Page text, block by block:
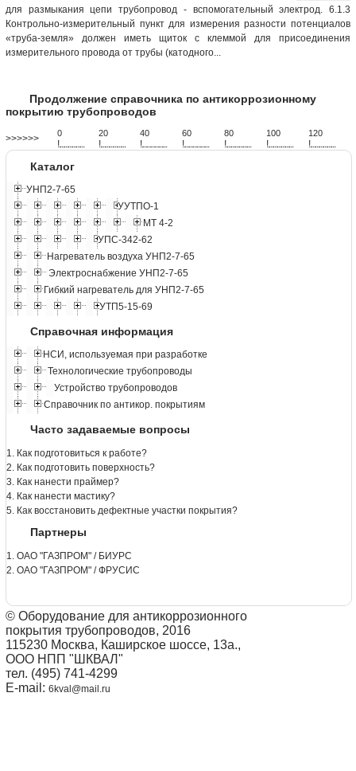
для размыкания цепи трубопровод - вспомогательный электрод. 6.1.3
Контрольно-измерительный пункт для измерения разности потенциалов
«труба-земля» должен иметь щиток с клеммой для присоединения
измерительного провода от трубы (катодного...
Продолжение справочника по антикоррозионному
покрытию трубопроводов
>>>>>> 0
!...................
20
!...................
40
!...................
60
!...................
80
!...................
100
!...................
120
!...................
Каталог
УНП2-7-65
УУТПО-1
МТ 4-2
УПС-342-62
Нагреватель воздуха УНП2-7-65
Электроснабжение УНП2-7-65
Гибкий нагреватель для УНП2-7-65
УТП5-15-69
Справочная информация
НСИ, используемая при разработке
Технологические трубопроводы
Устройство трубопроводов
Справочник по антикор. покрытиям
Часто задаваемые вопросы
1. Как подготовиться к работе?
2. Как подготовить поверхность?
3. Как нанести праймер?
4. Как нанести мастику?
5. Как восстановить дефектные участки покрытия?
Партнеры
1. ОАО "ГАЗПРОМ" / БИУРС
2. ОАО "ГАЗПРОМ" / ФРУСИС
© Оборудование для антикоррозионного
покрытия трубопроводов, 2016
115230 Москва, Каширское шоссе, 13а.,
ООО НПП "ШКВАЛ"
тел. (495) 741-4299
E-mail: 6kval@mail.ru